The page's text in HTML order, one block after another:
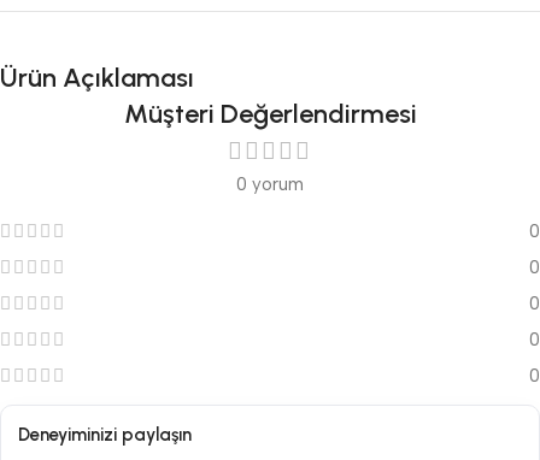
Ürün Açıklaması
Müşteri Değerlendirmesi
0 yorum
0
0
0
0
0
Deneyiminizi paylaşın